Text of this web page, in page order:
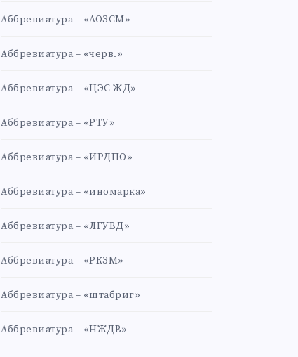
Аббревиатура – «АОЗСМ»
Аббревиатура – «черв.»
Аббревиатура – «ЦЭС ЖД»
Аббревиатура – «РТУ»
Аббревиатура – «ИРДПО»
Аббревиатура – «иномарка»
Аббревиатура – «ЛГУВД»
Аббревиатура – «РКЗМ»
Аббревиатура – «штабриг»
Аббревиатура – «НЖДВ»